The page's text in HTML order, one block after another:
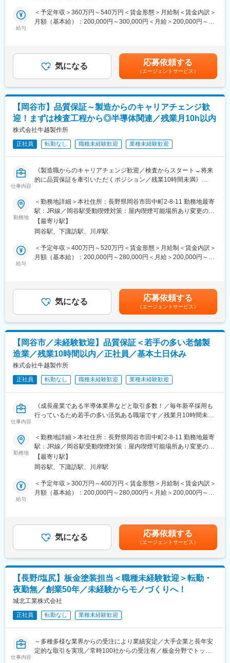
も会社が全面支援します。
■想定されるキャリアパス
実績と意欲次第で、早期の昇給・昇格やマネジメント層も目指せ
ます。
■企業の特徴/魅力
業績は右肩上がりで安定。信頼と実績で500社以上と取引実績が
あり、社員定着率・還元率ともに高い水準を誇ります。
変更の範囲：会社の定める業務
■業務詳細
熱処理・表面処理の専用設備を使ったいずれかの操作や、加工品
の製品検査、梱包、出荷作業などを担当頂きます。
目もきれいに仕上げる技術です。
・熱処理加工：金属を高温で熱したり冷ますことで強度を高める
技術です。
工品の検査や加工設備の操作方法などを覚えていただきます。
半年～1年ほどで独り立ちし、将来的には設備の点検・メンテナン
松山技研の技術
展開。自動車部品や産業機械など、さまざまな分野の製造を支え
る役割を担っています。
■組織構成
熱処理加工33名、表面処理加工36名。20～30代が中心で、未経験
入社の先輩も多数在籍し、和気あいあいとした雰囲気です。
賞与は年2回、昨年実績6カ月分。頑張りがしっかり評価され、20
代でも年収500万円、30代で年収600万円超も可能。安定した収入
マニュアル完備・社内外研修や資格取得支援も充実。業務関連資
格はもちろん、英語やPCスキルなどの取得も会社が全面サポート
します。
■就業環境
大型エアコン・スポットクーラー完備。シフト制ですが希望を考
慮し、プライベートと両立しやすい環境です。
■企業の特徴/魅力
も長く安心して働ける環境が整っています。
給与
＜予定年収＞360万円～540万円＜賃金形態＞月給制＜賃金内訳＞
月額（基本給）：200,000円～300,000円＜月給＞200,000円～
手当含む）《モデル年収》30代／612万円 賞与（年2回）含む20
代／500万円 賞与（年2回）含む賃金はあくまでも目安の金額で
あり、選考を通じて上下する可能性があります。月給(月額)は固定
手当を含めた表記です。
気になる 応募依頼する
（エージェントサービス）
【岡谷市】品質保証～製造からのキャリアチェンジ歓
迎！まずは検査工程から◎半導体関連／残業月10h以内
株式会社牛越製作所
正社員 転勤なし 職種未経験歓迎 業種未経験歓迎
仕事内容
《製造職からのキャリアチェンジ歓迎／検査からスタート→将来
的に品質保証を牽引いただくポジション／残業10時間未満》
＼＼ 品質保証担当を募集しています！ ／／
■業務内容
▼入社後（～半年～1年）
・出荷前検査（ノギスなど使用）
・検査業務の理解、製品知識の習得
▼習熟後
・社内外調整（営業・製造・生産管理との連携）
・品質改善の推進
・クレームや不具合対応の一次窓口として、課題解決を担う役割
・現在の責任者から直接引継ぎが可能
・品質保証領域の中核人材としてキャリアを築けるポジションで
す
■部門構成
・品質保証体制：4名（責任者1名＋検査担当3名）
・現在1名体制で担っている業務を引き継ぐため、裁量を持って業
務に関わることができます
■キャリアパスについて
・本ポジションは品質保証体制の中核を担う重要ポストであり、
現責任者在籍中に実務を学びながら段階的に引継ぎできる環境で
す
です
・「現場作業に留まらず上流工程に関わりたい」「製造経験を活
・業務の特性上、調整力やコミュニケーション力が求められます
が、現担当者からの引継ぎやOJTにより安心して習得できる体制
が整っています
・入社後は検査業務からスタートし、半年～1年を目安に品質保証
業務へステップアップいただきます
・工場見学も可能で、入社前に具体的な業務イメージを確認でき
ます
■特徴・魅力
・半導体関連を中心に需要が拡大しており、安定した経営基盤の
んでいます
・自らの判断や調整が品質改善や取引先評価に直結するため、成
勤務地
＜勤務地詳細＞本社住所：長野県岡谷市田中町2-8-11 勤務地最寄
駅：JR線／岡谷駅受動喫煙対策：屋内喫煙可能場所あり変更の範
囲：会社の定める事業所
【最寄り駅】
岡谷駅、下諏訪駅、川岸駅
給与
＜予定年収＞400万円～520万円＜賃金形態＞月給制＜賃金内訳＞
月額（基本給）：200,000円～280,000円＜月給＞200,000円～
考を通じて上下する可能性があります。月給(月額)は固定手当を含
めた表記です。
気になる 応募依頼する
（エージェントサービス）
【岡谷市／未経験歓迎】品質保証＜若手の多い老舗製
造業／残業10時間以内／正社員／基本土日休み
株式会社牛越製作所
正社員 転勤なし 職種未経験歓迎 業種未経験歓迎
仕事内容
《成長産業である半導体業界などと取引多数！／毎年新卒採用も
行っているため若手の多い活気ある職場です／残業月10時間未
＼＼ 品質保証担当を募集しています！ ／／
■業務内容
・クレーム対応：製品出荷後の万が一の不具合やお客様からのク
レームに対する対応を行います。
・不具合分析：製品に不具合が生じた際の原因究明と改善策の立
案。
・出荷前の製品検査：ノギス、マイクロなどの検査器具を使用し
て製品の検査を行います。
・製品の移動や測定器に乗せるなどの軽作業
・試作部品、印刷関連部品、半導体検査装置冶具など、当社で出
荷されるものすべての品質保証業務に携わっていただきます。複
雑な業務もありますが、まずは分かりやすいものから先輩社員が
丁寧に教えていきます。未経験から入社し活躍しているメンバー
・品質保証の業務を通じて、長期的なキャリア形成が可能です。
■体制
す。
長野本社は20代が2名で担当しており、忙しい時にも残業10時間
勤務地
＜勤務地詳細＞本社住所：長野県岡谷市田中町2-8-11 勤務地最寄
駅：JR線／岡谷駅受動喫煙対策：屋内喫煙可能場所あり変更の範
囲：無
【最寄り駅】
岡谷駅、下諏訪駅、川岸駅
給与
＜予定年収＞300万円～400万円＜賃金形態＞月給制＜賃金内訳＞
月額（基本給）：200,000円～280,000円＜月給＞200,000円～
考を通じて上下する可能性があります。月給(月額)は固定手当を含
めた表記です。
気になる 応募依頼する
（エージェントサービス）
【長野/塩尻】板金塗装担当＜職種未経験歓迎＞転勤・
夜勤無／創業50年／未経験からモノづくりへ！
城北工業株式会社
正社員 転勤なし 業種未経験歓迎
仕事内容
～多種多様な業界からの受注により業績安定／大手企業と長年安
定的な取引を実現／常時100社からの受注有／板金分野でトップ